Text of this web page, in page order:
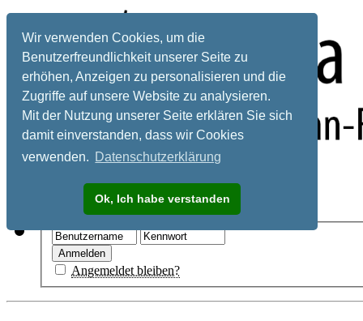
Wir verwenden Cookies, um die
Benutzerfreundlichkeit unserer Seite zu
erhöhen, Anzeigen zu personalisieren und die
Zugriffe auf unsere Website zu analysieren.
Mit der Nutzung unserer Seite erklären Sie sich
damit einverstanden, dass wir Cookies
verwenden. Datenschutzerklärung
Ok, Ich habe verstanden
Registrieren
Angemeldet bleiben?